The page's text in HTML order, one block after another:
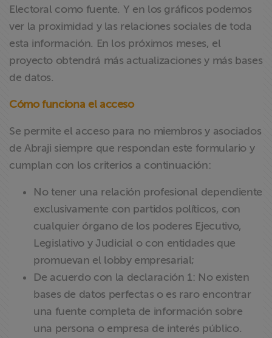
Electoral como fuente. Y en los gráficos podemos
ver la proximidad y las relaciones sociales de toda
esta información. En los próximos meses, el
proyecto obtendrá más actualizaciones y más bases
de datos.
Cómo funciona el acceso
Se permite el acceso para no miembros y asociados
de Abraji siempre que respondan este formulario y
cumplan con los criterios a continuación:
No tener una relación profesional dependiente
exclusivamente con partidos políticos, con
cualquier órgano de los poderes Ejecutivo,
Legislativo y Judicial o con entidades que
promuevan el lobby empresarial;
De acuerdo con la declaración 1: No existen
bases de datos perfectas o es raro encontrar
una fuente completa de información sobre
una persona o empresa de interés público.